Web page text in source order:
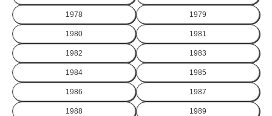
1978 1979
1980 1981
1982 1983
1984 1985
1986 1987
1988 1989